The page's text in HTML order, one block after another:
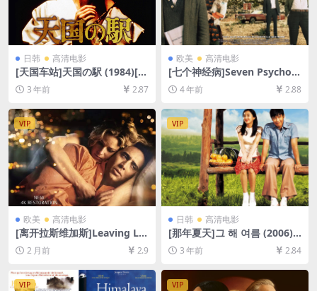
日韩 高清电影
[天国车站]天国の駅 (1984)[百
度网盘+夸克网盘1080P超清
未删减资源][网盘在线播放/下
3 年前 2.87
欧美 高清电影
[七个神经病]Seven Psychop
aths (2012)[百度网盘+迅雷云
盘资源1080P超清未删减][MP
4 年前 2.88
VIP
欧美 高清电影
[离开拉斯维加斯]Leaving La
s Vegas (1995)[百度网盘+夸
克网盘1080P超清未删减资源]
[网盘在线播放/下载][MP4/7.
5GB][中文字幕]
2 月前 2.9
VIP
日韩 高清电影
[那年夏天]그 해 여름 (2006)
[百度网盘+迅雷云盘资源1080
P超清未删减][MP4/6.9GB][韩
语中字]
3 年前 2.84
VIP VIP